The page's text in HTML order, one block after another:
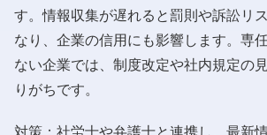
す。情報収集が遅れると罰則や訴訟リ
なり、企業の信用にも影響します。専
ない企業では、制度改定や社内規定の
りがちです。
対策：社労士や弁護士と連携し、最新